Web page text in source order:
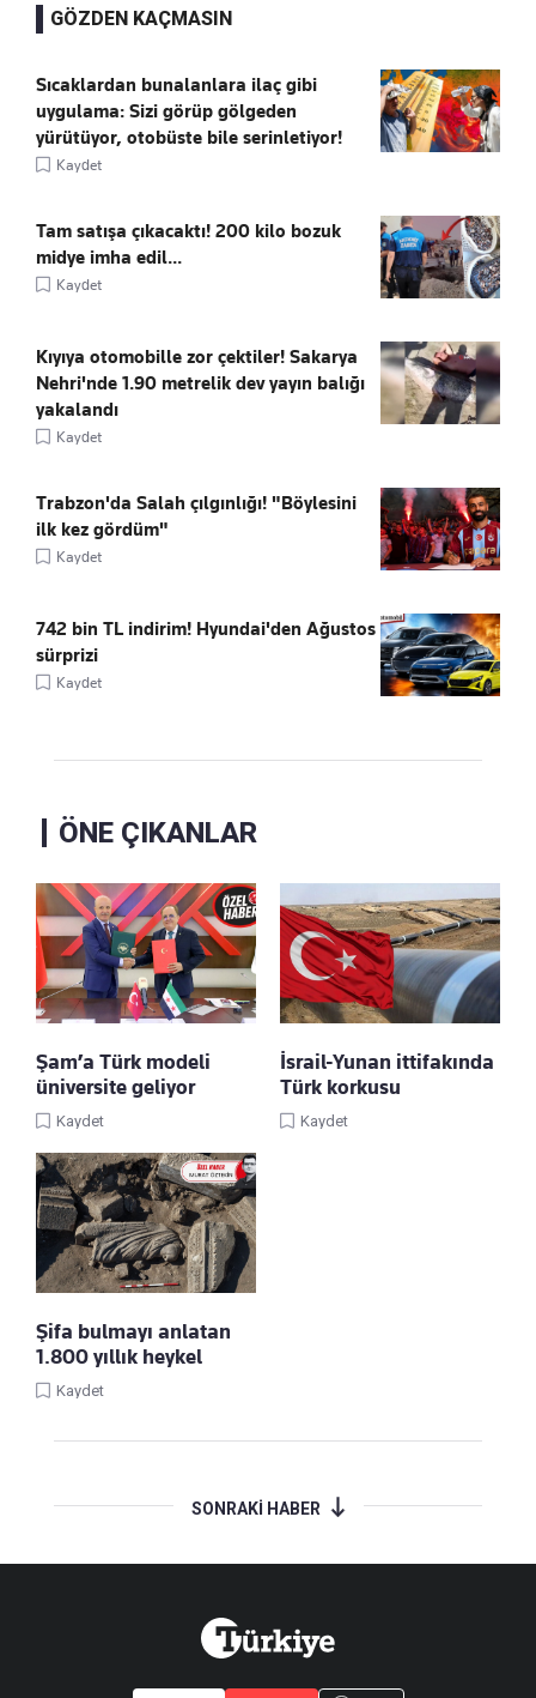
GÖZDEN KAÇMASIN
Sıcaklardan bunalanlara ilaç gibi
uygulama: Sizi görüp gölgeden
yürütüyor, otobüste bile serinletiyor!
Kaydet
Tam satışa çıkacaktı! 200 kilo bozuk
midye imha edil...
Kaydet
Kıyıya otomobille zor çektiler! Sakarya
Nehri'nde 1.90 metrelik dev yayın balığı
yakalandı
Kaydet
Trabzon'da Salah çılgınlığı! "Böylesini
ilk kez gördüm"
Kaydet
742 bin TL indirim! Hyundai'den Ağustos
sürprizi
Kaydet
ÖNE ÇIKANLAR
Şam’a Türk modeli
üniversite geliyor
Kaydet
İsrail-Yunan ittifakında
Türk korkusu
Kaydet
Şifa bulmayı anlatan
1.800 yıllık heykel
Kaydet
SONRAKİ HABER